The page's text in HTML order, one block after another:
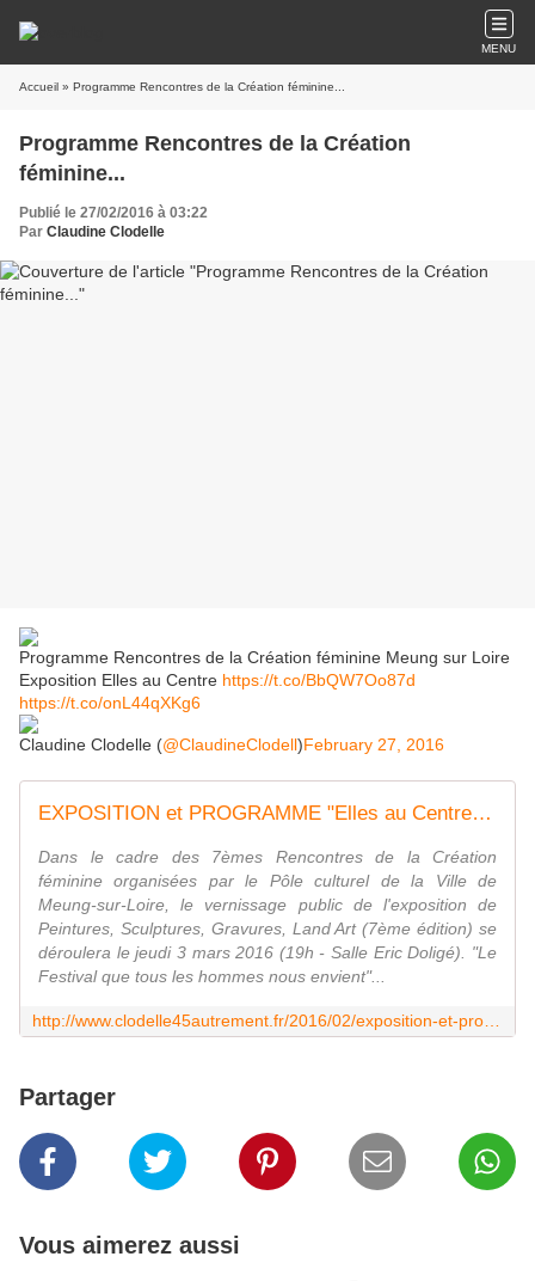
MENU
Accueil » Programme Rencontres de la Création féminine...
Programme Rencontres de la Création
féminine...
Publié le 27/02/2016 à 03:22
Par Claudine Clodelle
Programme Rencontres de la Création féminine Meung sur Loire
Exposition Elles au Centre https://t.co/BbQW7Oo87d
https://t.co/onL44qXKg6
Claudine Clodelle (@ClaudineClodell)February 27, 2016
EXPOSITION et PROGRAMME "Elles au Centre" MEUNG SUR LOIRE 3 mars au 17 avril 2016 - VIVRE AUTREMENT VOS LOISIRS avec Clodelle
Dans le cadre des 7èmes Rencontres de la Création
féminine organisées par le Pôle culturel de la Ville de
Meung-sur-Loire, le vernissage public de l'exposition de
Peintures, Sculptures, Gravures, Land Art (7ème édition) se
déroulera le jeudi 3 mars 2016 (19h - Salle Eric Doligé). "Le
Festival que tous les hommes nous envient"...
Partager
Vous aimerez aussi